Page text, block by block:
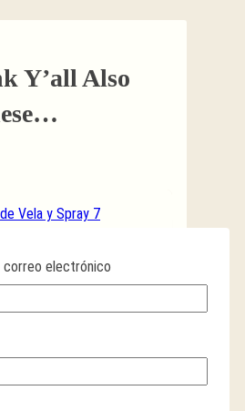
Y’all Also
Vela y Spray 7
BENDICIONES
correo electrónico